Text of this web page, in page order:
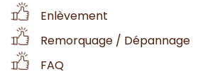
Enlèvement
Remorquage / Dépannage
FAQ